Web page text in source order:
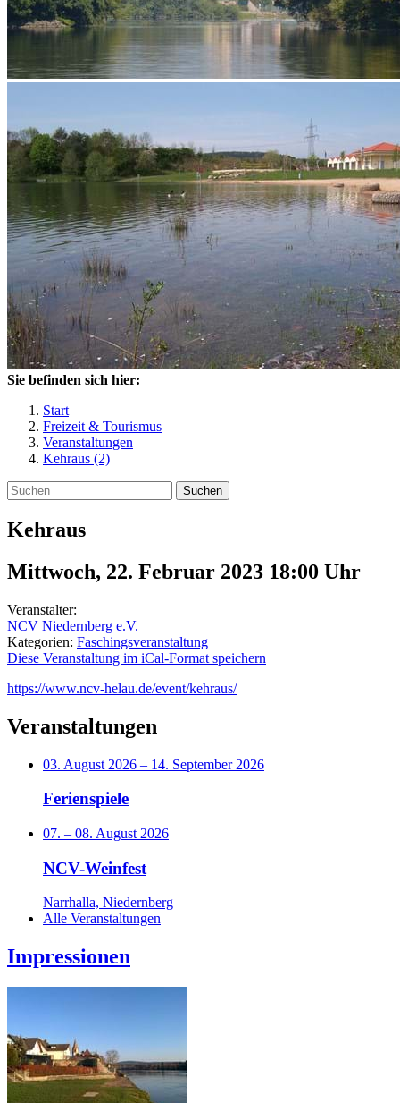
Sie befinden sich hier:
Start
Freizeit & Tourismus
Veranstaltungen
Kehraus (2)
Suchen
Kehraus
Mittwoch, 22. Februar 2023 18:00 Uhr
Veranstalter:
NCV Niedernberg e.V.
Kategorien: Faschingsveranstaltung
Diese Veranstaltung im iCal-Format speichern
https://www.ncv-helau.de/event/kehraus/
Veranstaltungen
03. August 2026 – 14. September 2026
Ferienspiele
07. – 08. August 2026
NCV-Weinfest
Narrhalla, Niedernberg
Alle Veranstaltungen
Impressionen